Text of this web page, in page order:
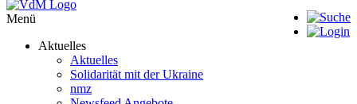
Menü
Aktuelles
Aktuelles
Solidarität mit der Ukraine
nmz